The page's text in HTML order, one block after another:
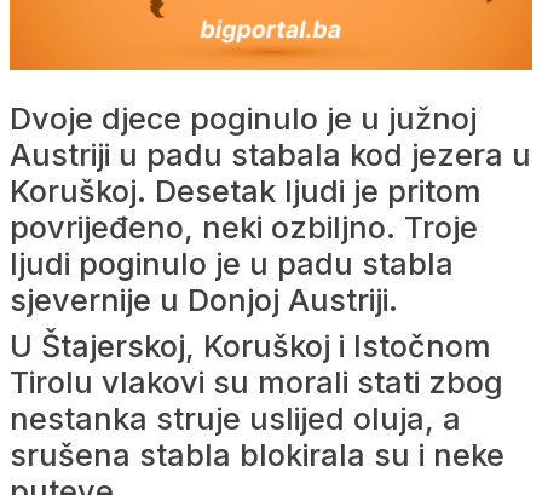
Dvoje djece poginulo je u južnoj
Austriji u padu stabala kod jezera u
Koruškoj. Desetak ljudi je pritom
povrijeđeno, neki ozbiljno. Troje
ljudi poginulo je u padu stabla
sjevernije u Donjoj Austriji.
U Štajerskoj, Koruškoj i Istočnom
Tirolu vlakovi su morali stati zbog
nestanka struje uslijed oluja, a
srušena stabla blokirala su i neke